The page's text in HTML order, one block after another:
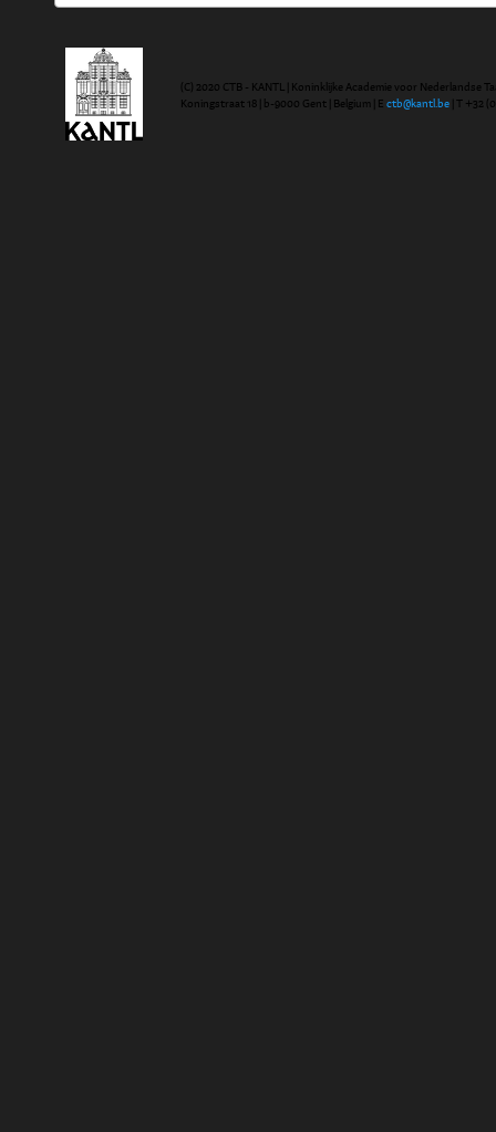
(C) 2020 CTB - KANTL | Koninklijke Academie voor Nederlandse
Koningstraat 18 | b-9000 Gent | Belgium | E ctb@kantl.be | T +32